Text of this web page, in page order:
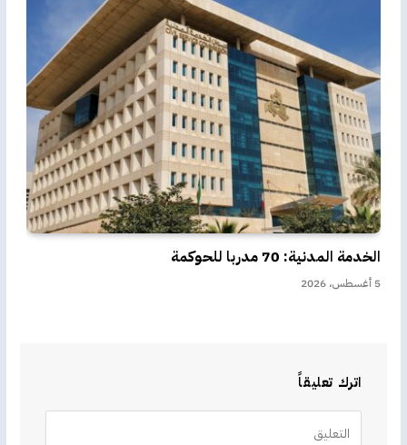
الخدمة المدنية: 70 مدربا للحوكمة
5 أغسطس، 2026
اترك تعليقاً